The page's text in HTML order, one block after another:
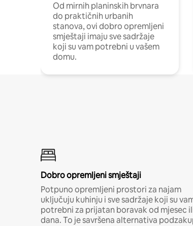
Od mirnih planinskih brvnara
do praktičnih urbanih
stanova, ovi dobro opremljeni
smještaji imaju sve sadržaje
koji su vam potrebni u vašem
domu.
Dobro opremljeni smještaji
Potpuno opremljeni prostori za najam
uključuju kuhinju i sve sadržaje koji su
potrebni za prijatan boravak od mjesec
dana. To je savršena alternativa